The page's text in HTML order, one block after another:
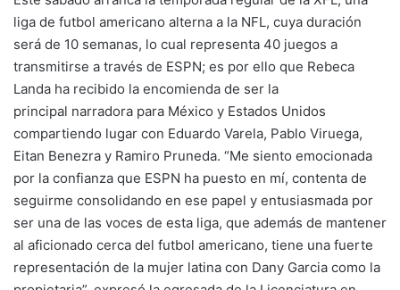
liga de futbol americano alterna a la NFL, cuya duración
será de 10 semanas, lo cual representa 40 juegos a
transmitirse a través de ESPN; es por ello que Rebeca
Landa ha recibido la encomienda de ser la
principal narradora para México y Estados Unidos
compartiendo lugar con Eduardo Varela, Pablo Viruega,
Eitan Benezra y Ramiro Pruneda. “Me siento emocionada
por la confianza que ESPN ha puesto en mí, contenta de
seguirme consolidando en ese papel y entusiasmada por
ser una de las voces de esta liga, que además de mantener
al aficionado cerca del futbol americano, tiene una fuerte
representación de la mujer latina con Dany Garcia como la